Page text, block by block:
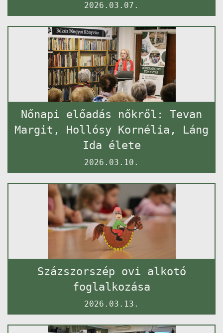
2026.03.07.
Nőnapi előadás nőkről: Tevan
Margit, Hollósy Kornélia, Láng
Ida élete
2026.03.10.
Százszorszép ovi alkotó
foglalkozása
2026.03.13.